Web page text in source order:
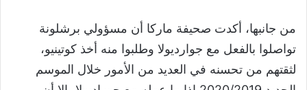
من جانبها، أكدت صحيفة ماركا أن مسؤولي برشلونة
تواصلوا بالفعل مع جوارديولا وطلبوا منه أخذ كوتينيو،
لثقتهم من تحسنه في العديد من الأمور خلال الموسم